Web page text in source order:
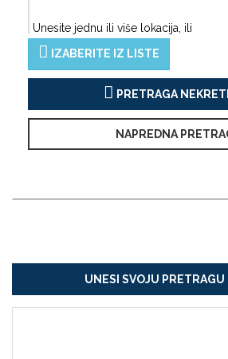
Unesite jednu ili više lokacija, ili
IZABERITE IZ LISTE
PRETRAGA
NAPREDNA
UNESI SVOJU